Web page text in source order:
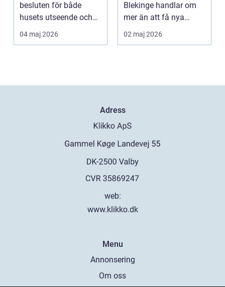
besluten för både
husets utseende och
energiförbrukning...
04 maj 2026
Blekinge handlar om
mer än att få nya
färger på väggarna.
Rätt ...
02 maj 2026
Adress
web:
www.klikko.dk
Menu
Annonsering
Om oss